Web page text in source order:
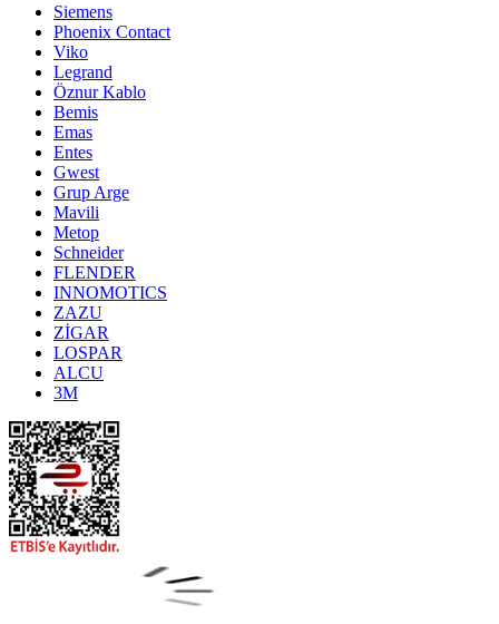
Siemens
Phoenix Contact
Viko
Legrand
Öznur Kablo
Bemis
Emas
Entes
Gwest
Grup Arge
Mavili
Metop
Schneider
FLENDER
INNOMOTICS
ZAZU
ZİGAR
LOSPAR
ALCU
3M